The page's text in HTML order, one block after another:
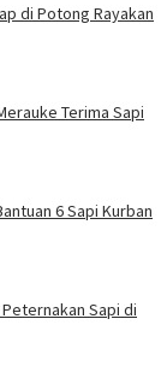
di Potong Rayakan
Terima Sapi
6 Sapi Kurban
Sapi di